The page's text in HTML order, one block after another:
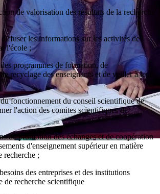
de valorisation des résultats de la recherche
les informations sur les activités de
l'école ;
programmes de formation, de
recyclage des enseignants et de veiller à leur
fonctionnement du conseil scientifique de
l'action des comites scientifiques de
de promotion des échanges et de coopération
d'enseignement supérieur en matière
recherche ;
des entreprises et des institutions
de recherche scientifique